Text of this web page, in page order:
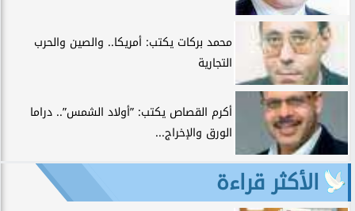
محمد بركات يكتب: أمريكا.. والصين والحرب
التجارية
أكرم القصاص يكتب: ”أولاد الشمس”.. دراما
الورق والإخراج...
الأكثر قراءة